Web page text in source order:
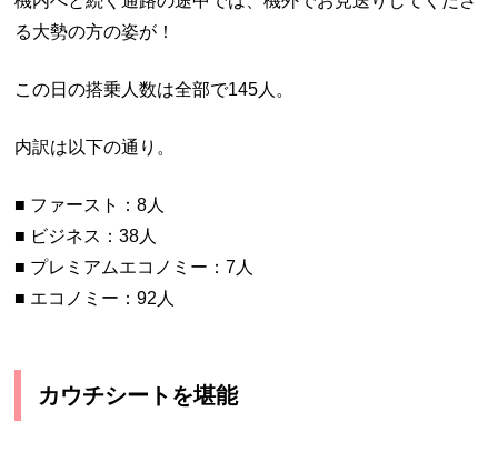
る大勢の方の姿が！
この日の搭乗人数は全部で145人。
内訳は以下の通り。
■ ファースト：8人
■ ビジネス：38人
■ プレミアムエコノミー：7人
■ エコノミー：92人
カウチシートを堪能